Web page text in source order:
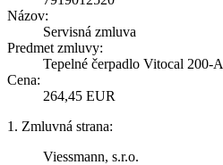
Názov:
Servisná zmluva
Predmet zmluvy:
Tepelné čerpadlo Vitocal 200-A
Cena:
264,45 EUR
1. Zmluvná strana:
Viessmann, s.r.o.